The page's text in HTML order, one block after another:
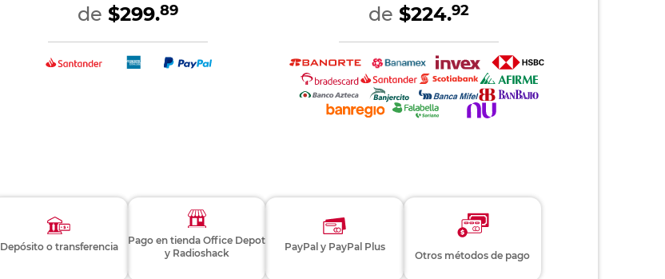
de $299.89
de $224.92
Depósito o transferencia
Pago en tienda Office Depot
y Radioshack
PayPal y PayPal Plus
Otros métodos de pago